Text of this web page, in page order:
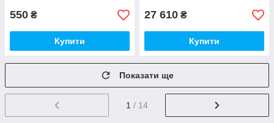
550 ₴
Купити
27 610 ₴
Купити
Показати ще
1 / 14